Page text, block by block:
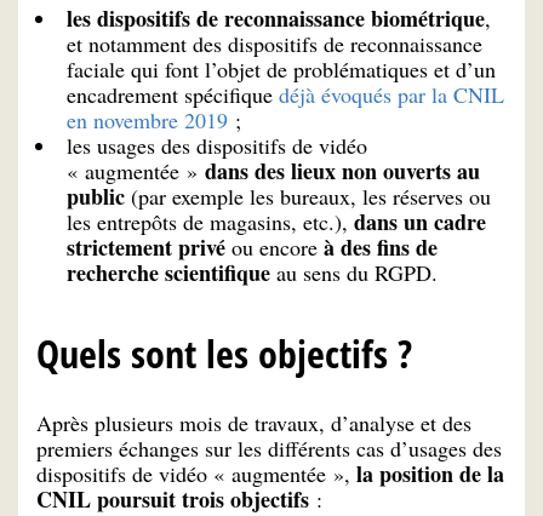
les dispositifs de reconnaissance biométrique,
et notamment des dispositifs de reconnaissance
faciale qui font l’objet de problématiques et d’un
encadrement spécifique déjà évoqués par la CNIL
en novembre 2019 ;
les usages des dispositifs de vidéo
« augmentée » dans des lieux non ouverts au
public (par exemple les bureaux, les réserves ou
les entrepôts de magasins, etc.), dans un cadre
strictement privé ou encore à des fins de
recherche scientifique au sens du RGPD.
Quels sont les objectifs ?
Après plusieurs mois de travaux, d’analyse et des
premiers échanges sur les différents cas d’usages des
dispositifs de vidéo « augmentée », la position de la
CNIL poursuit trois objectifs :